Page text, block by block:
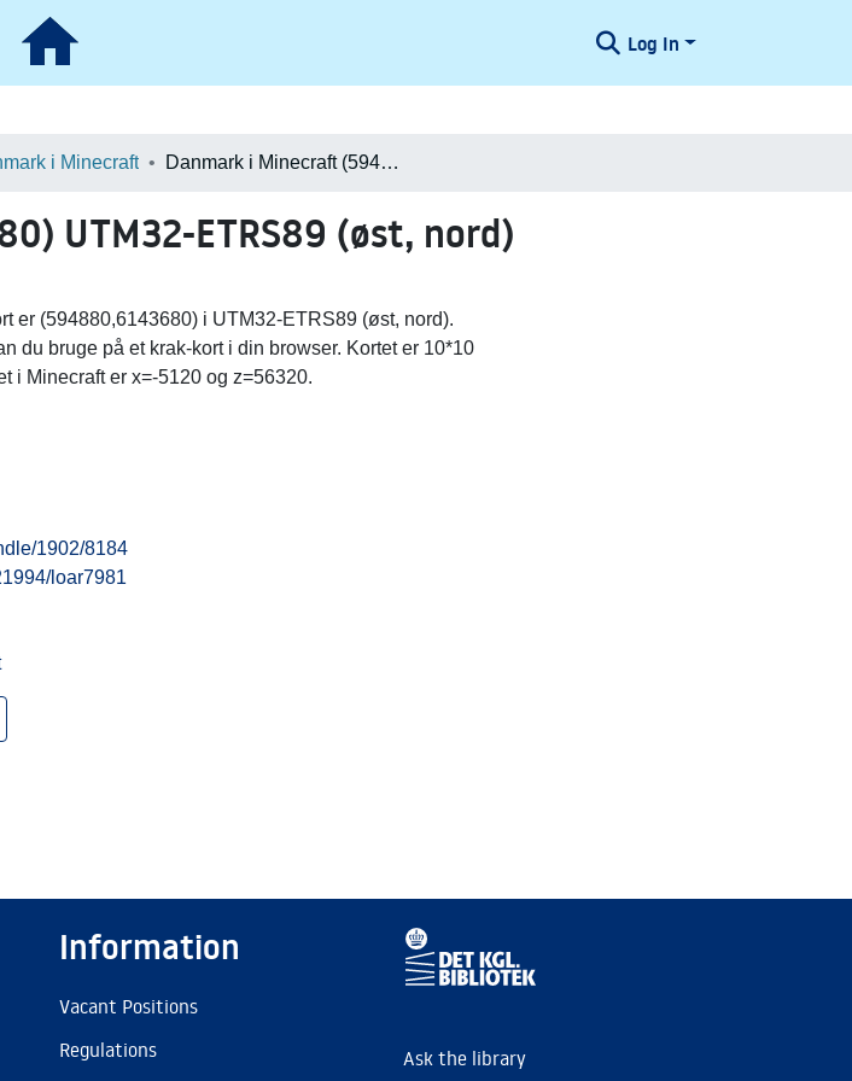
Log In
i Minecraft Danmark i Minecraft (594880,6143680) UTM32-ETRS89 (øst, nord)
UTM32-ETRS89 (øst, nord)
er (594880,6143680) i UTM32-ETRS89 (øst, nord).
du bruge på et krak-kort i din browser. Kortet er 10*10
i Minecraft er x=-5120 og z=56320.
1902/8184
loar7981
Information
Vacant Positions
Regulations
Ask the library